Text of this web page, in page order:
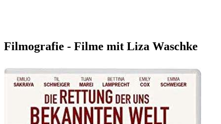
Filmografie - Filme mit Liza Waschke